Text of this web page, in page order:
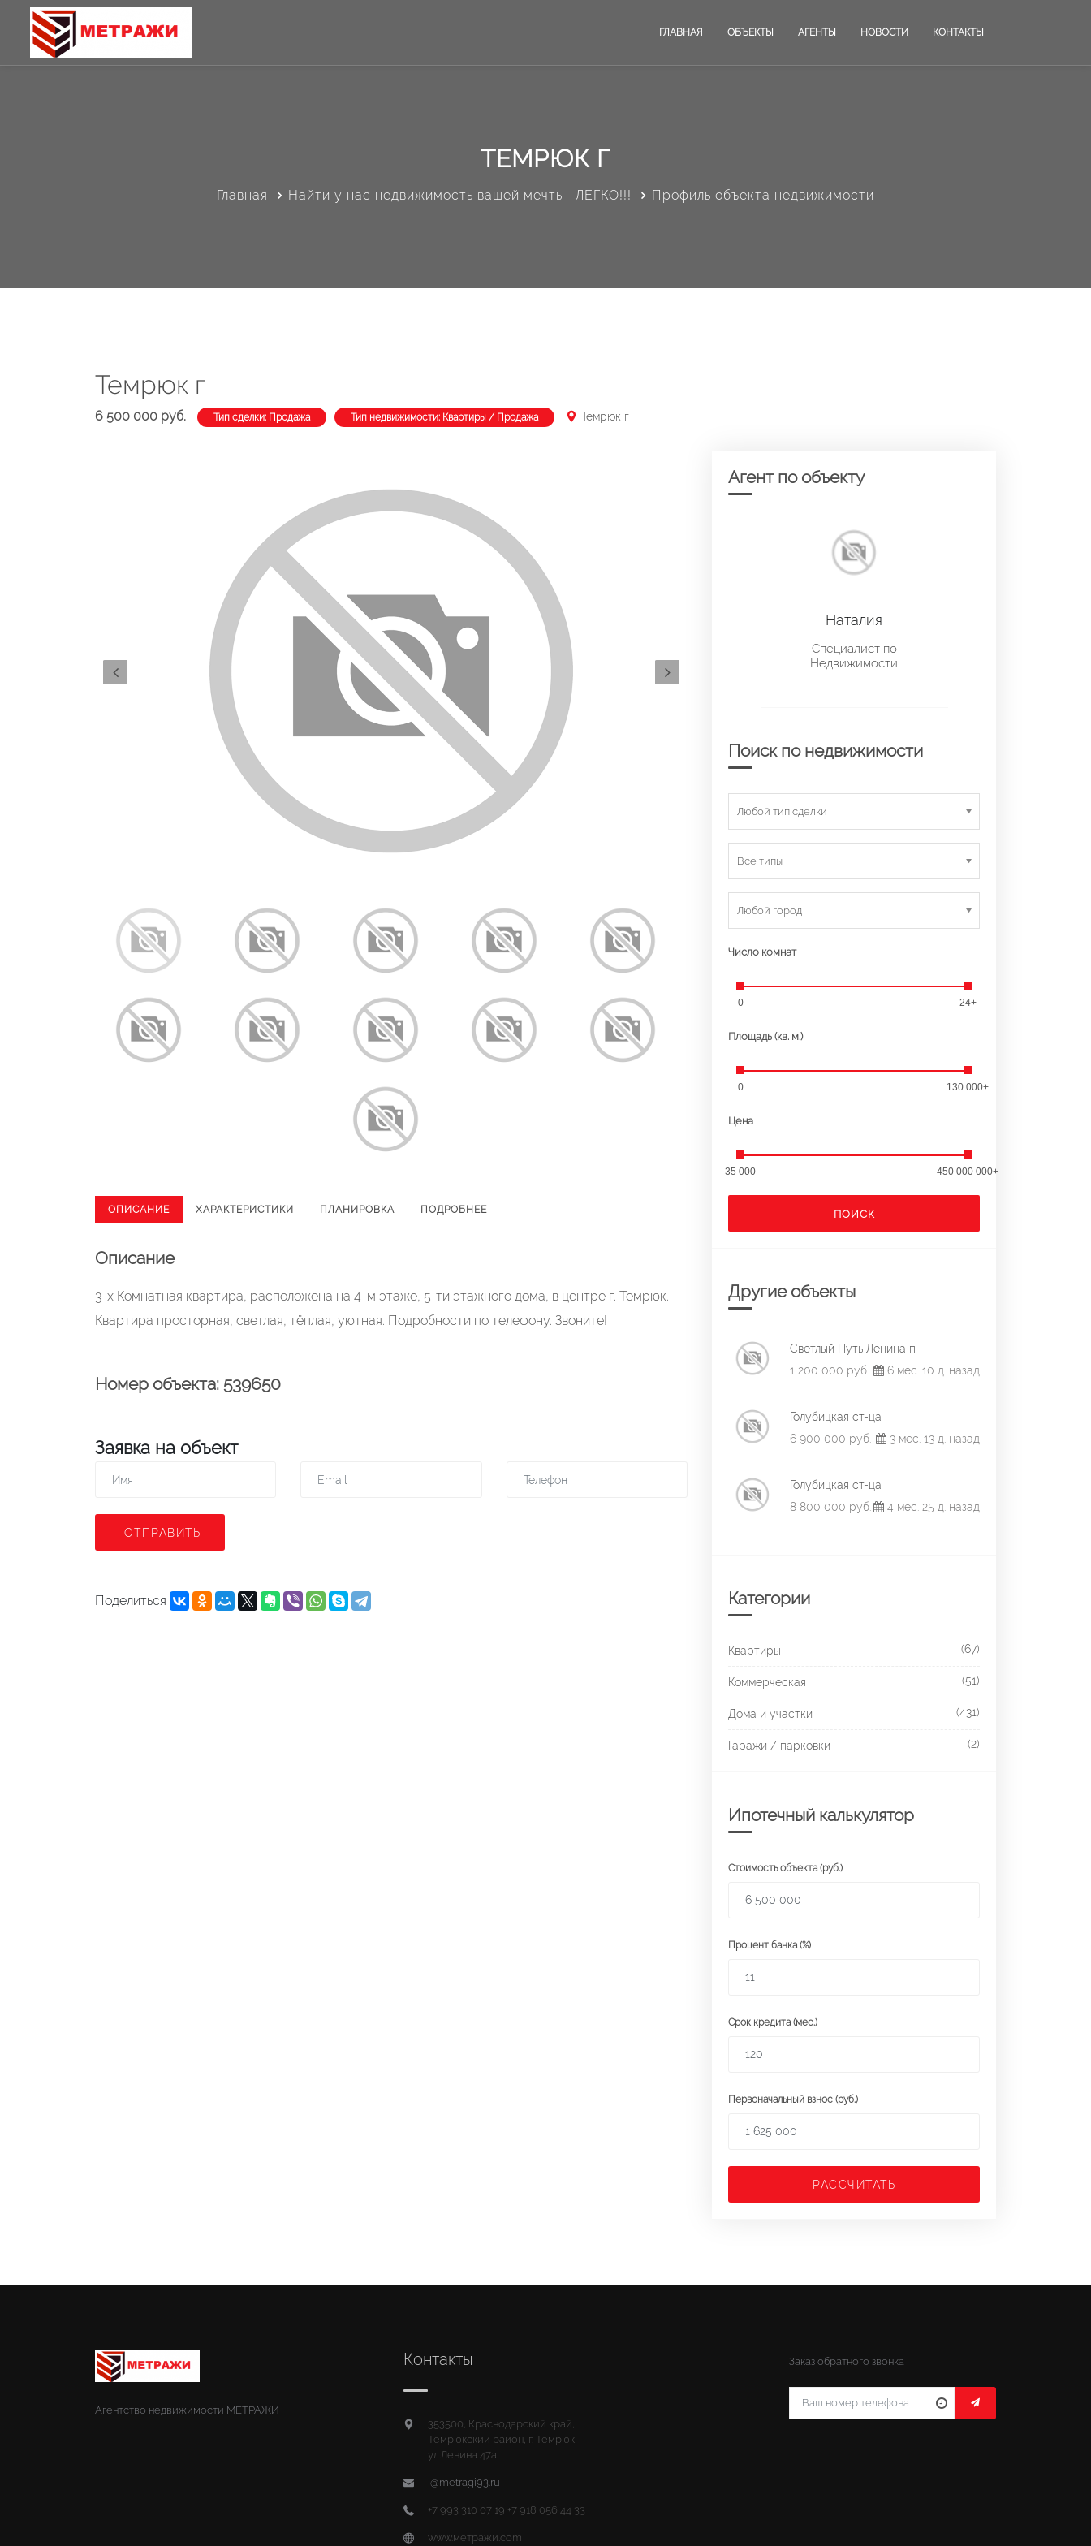
ГЛАВНАЯ ОБЪЕКТЫ АГЕНТЫ НОВОСТИ КОНТАКТЫ
ТЕМРЮК Г
Главная Найти у нас недвижимость вашей мечты- ЛЕГКО!!! Профиль объекта недвижимости
Темрюк г
6 500 000 руб. Тип сделки: Продажа Тип недвижимости: Квартиры / Продажа Темрюк г
ОПИСАНИЕ ХАРАКТЕРИСТИКИ ПЛАНИРОВКА ПОДРОБНЕЕ
Описание
3-х Комнатная квартира, расположена на 4-м этаже, 5-ти этажного дома, в центре г. Темрюк.
Квартира просторная, светлая, тёплая, уютная. Подробности по телефону. Звоните!
Номер объекта: 539650
Заявка на объект
ОТПРАВИТЬ
Поделиться
Агент по объекту
Наталия
Специалист по
Недвижимости
Поиск по недвижимости
Любой тип сделки
Все типы
Любой город
Число комнат
0 24+
Площадь (кв. м.)
0 130 000+
Цена
35 000 450 000 000+
ПОИСК
Другие объекты
Светлый Путь Ленина п
1 200 000 руб.
6 мес. 10 д. назад
Голубицкая ст-ца
6 900 000 руб.
3 мес. 13 д. назад
Голубицкая ст-ца
8 800 000 руб.
4 мес. 25 д. назад
Категории
Квартиры (67)
Коммерческая (51)
Дома и участки (431)
Гаражи / парковки (2)
Ипотечный калькулятор
Стоимость объекта (руб.)
Процент банка (%)
Срок кредита (мес.)
Первоначальный взнос (руб.)
РАССЧИТАТЬ
Агентство недвижимости МЕТРАЖИ
Контакты
353500, Краснодарский край,
Темрюкский район, г. Темрюк,
ул.Ленина 47а.
i@metragi93.ru
+7 993 310 07 19 +7 918 056 44 33
www.метражи.com
Заказ обратного звонка